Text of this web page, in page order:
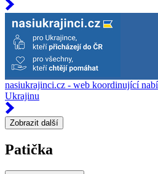
nasiukrajinci.cz - web koordinující
Ukrajinu
Zobrazit další
Patička